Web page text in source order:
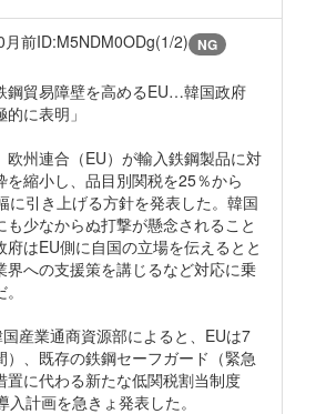
月前ID:M5NDM0ODg(1/2) NG
鋼貿易障壁を高めるEU…韓国政府
的に表明」
欧州連合（EU）が輸入鉄鋼製品に対
を縮小し、品目別関税を25％から
に引き上げる方針を発表した。韓国
も少なからぬ打撃が懸念されること
府はEU側に自国の立場を伝えるとと
界への支援策を講じるなど対応に乗
産業通商資源部によると、EUは7
）、既存の鉄鋼セーフガード（緊急
置に代わる新たな低関税割当制度
入計画を急きょ発表した。